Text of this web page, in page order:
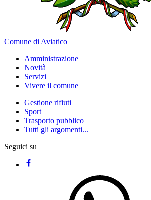
Comune di Aviatico
Amministrazione
Novità
Servizi
Vivere il comune
Gestione rifiuti
Sport
Trasporto pubblico
Tutti gli argomenti...
Seguici su